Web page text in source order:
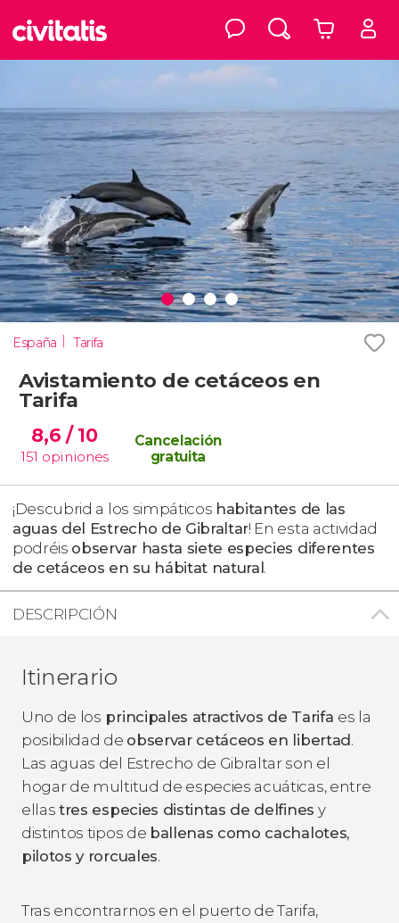
España Tarifa
Avistamiento de cetáceos en
Tarifa
8,6/ 10
151 opiniones
Cancelación
gratuita
¡Descubrid a los simpáticos habitantes de las
aguas del Estrecho de Gibraltar! En esta actividad
podréis observar hasta siete especies diferentes
de cetáceos en su hábitat natural.
DESCRIPCIÓN
Itinerario
Uno de los principales atractivos de Tarifa es la
posibilidad de observar cetáceos en libertad.
Las aguas del Estrecho de Gibraltar son el
hogar de multitud de especies acuáticas, entre
ellastres especies distintas de delfines y
distintos tipos de ballenas como cachalotes,
pilotos y rorcuales.
Tras encontrarnos en el puerto de Tarifa,